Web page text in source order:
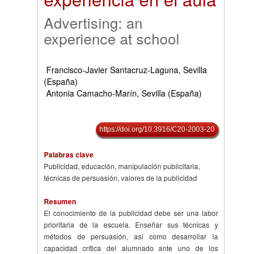
Advertising: an
experience at school
Francisco-Javier Santacruz-Laguna, Sevilla
(España)
Antonia Camacho-Marín, Sevilla (España)
https://doi.org/10.3916/C20-2003-20
Palabras clave
Publicidad, educación, manipulación publicitaria,
técnicas de persuasión, valores de la publicidad
Resumen
El conocimiento de la publicidad debe ser una labor
prioritaria de la escuela. Enseñar sus técnicas y
métodos de persuasión, así como desarrollar la
capacidad crítica del alumnado ante uno de los